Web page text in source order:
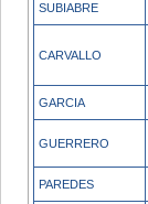
SUBIABRE
CARVALLO
GARCIA
GUERRERO
PAREDES